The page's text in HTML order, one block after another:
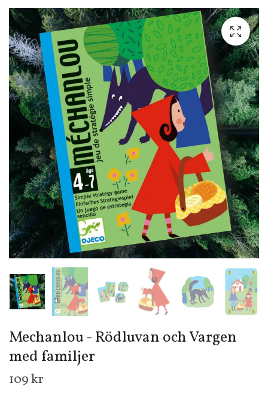
Mechanlou - Rödluvan och Vargen
med familjer
109 kr